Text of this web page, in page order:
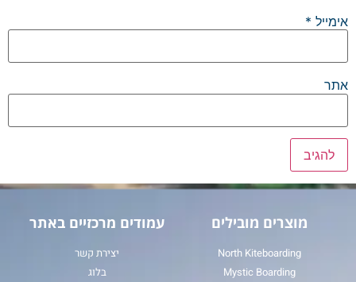
אימייל *
אתר
מוצרים מובילים
North Kiteboarding
Mystic Boarding
עמודים מרכזיים באתר
יצירת קשר
בלוג